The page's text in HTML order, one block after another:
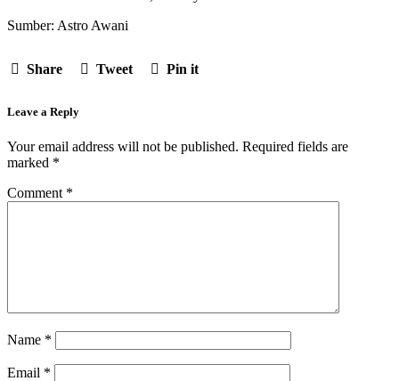
Sumber: Astro Awani
Share Tweet Pin it
Leave a Reply
Your email address will not be published. Required fields are
marked *
Comment *
Name *
Email *